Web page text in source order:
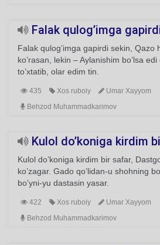
Falak qulog’imga
Falak qulog’imga gapirdi sekin, Qazo
ko’rasan, lekin – Aylanishim bo’lsa edi
to’xtatib, olar edim tin.
435 Xos ruboiy
Umar Xayyom
Behzod Muhammadkarimov
Kulol do’koniga kirdim
Kulol do’koniga kirdim bir safar,
ko’zagar. Gado qo’lidan-u shohning
bo’yni-yu dastasin yasar.
422 Xos ruboiy
Umar Xayyom
Behzod Muhammadkarimov